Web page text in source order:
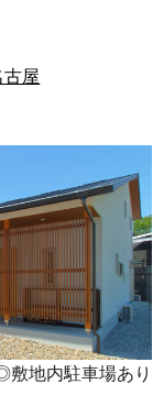
古屋
敷地内駐車場あり